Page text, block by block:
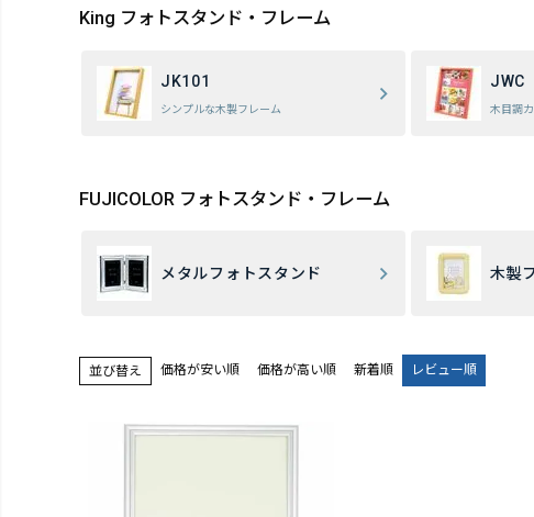
King フォトスタンド・フレーム
JK101
シンプルな木製フレーム
JWC
木目調
FUJICOLOR フォトスタンド・フレーム
メタルフォトスタンド 木製
並び替え 価格が安い順 価格が高い順 新着順 レビュー順